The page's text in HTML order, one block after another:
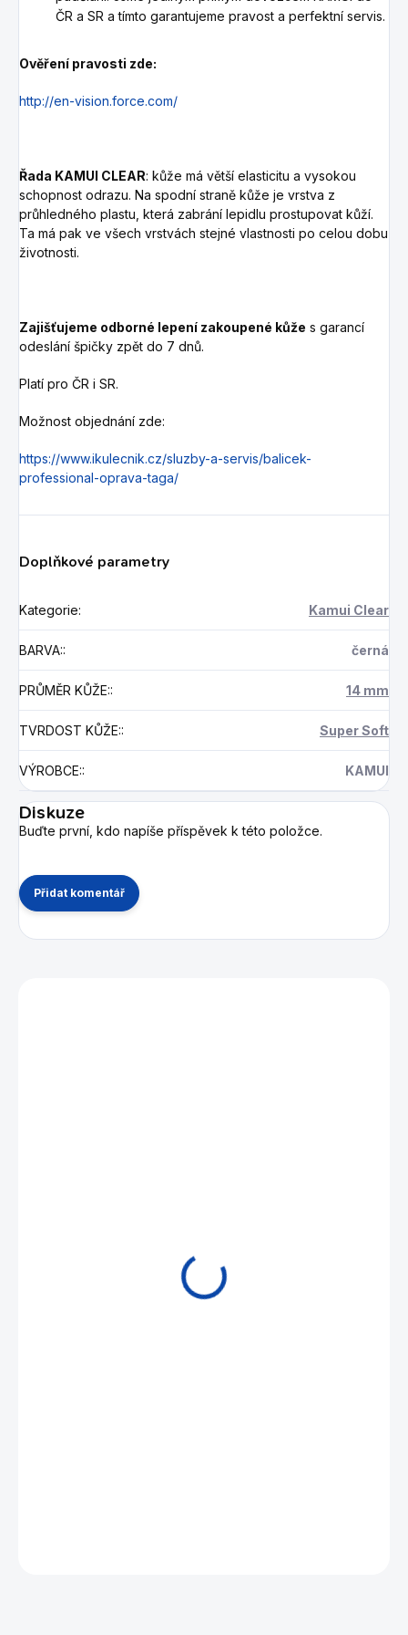
ČR a SR a tímto garantujeme pravost a perfektní servis.
Ověření pravosti zde:
http://en-vision.force.com/
Řada KAMUI CLEAR: kůže má větší elasticitu a vysokou
schopnost odrazu. Na spodní straně kůže je vrstva z
průhledného plastu, která zabrání lepidlu prostupovat kůží.
Ta má pak ve všech vrstvách stejné vlastnosti po celou dobu
životnosti.
Zajišťujeme odborné lepení zakoupené kůže s garancí
odeslání špičky zpět do 7 dnů.
Platí pro ČR i SR.
Možnost objednání zde:
https://www.ikulecnik.cz/sluzby-a-servis/balicek-
professional-oprava-taga/
Doplňkové parametry
Kategorie: Kamui Clear
BARVA:: černá
PRŮMĚR KŮŽE:: 14 mm
TVRDOST KŮŽE:: Super Soft
VÝROBCE:: KAMUI
Diskuze
Buďte první, kdo napíše příspěvek k této položce.
Přidat komentář